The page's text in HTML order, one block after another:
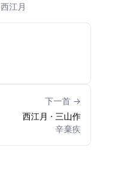
西江月
下一首 →
西江月 · 三山作
辛棄疾